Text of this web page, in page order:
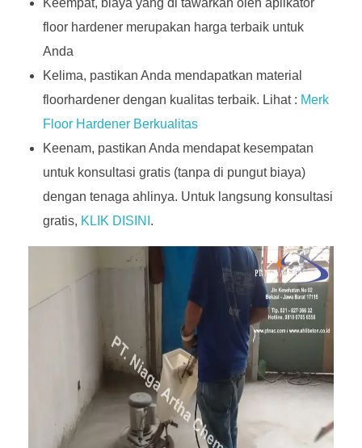
floor hardener merupakan harga terbaik untuk
Anda
Kelima, pastikan Anda mendapatkan material
floorhardener dengan kualitas terbaik. Lihat : Merk
Floor Hardener Berkualitas
Keenam, pastikan Anda mendapat kesempatan
untuk konsultasi gratis (tanpa di pungut biaya)
dengan tenaga ahlinya. Untuk langsung konsultasi
gratis, KLIK DISINI .